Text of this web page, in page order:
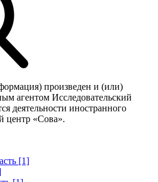
произведен и (или)
агентом Исследовательский
деятельности иностранного
центр «Сова».
[1]